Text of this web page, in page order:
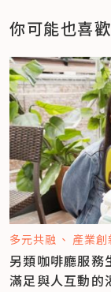
你可能也喜歡
多元共融 產業創
另類咖啡廳服務
滿足與人互動的